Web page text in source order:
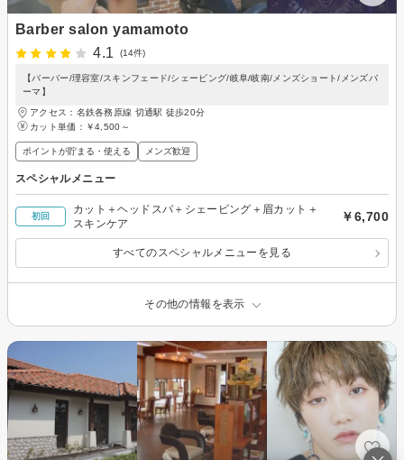
Barber salon yamamoto
4.1
(14件)
【バーバー/理容室/スキンフェード/シェービング/岐阜/岐南/メンズショート/メンズパ
ーマ】
アクセス：名鉄各務原線 切通駅 徒歩20分
カット単価： ￥4,500～
ポイントが貯まる・使える メンズ歓迎
スペシャルメニュー
初回
カット＋ヘッドスパ＋シェービング＋眉カット＋
スキンケア
￥6,700
すべてのスペシャルメニューを見る
その他の情報を表示